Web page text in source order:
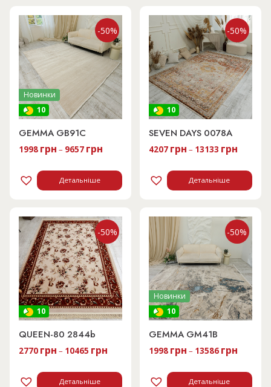
Новинки
10
-50%
GEMMA GB91C
1998 грн – 9657 грн
Детальніше
10
-50%
SEVEN DAYS 0078A
4207 грн – 13133 грн
Детальніше
10
-50%
QUEEN-80 2844b
2770 грн – 10465 грн
Детальніше
Новинки
10
-50%
GEMMA GM41B
1998 грн – 13586 грн
Детальніше